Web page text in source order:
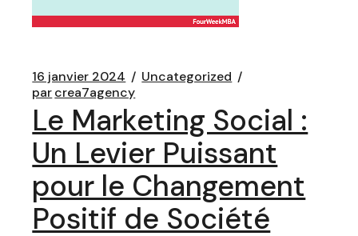
16 janvier 2024
Uncategorized
parcrea7agency
Le Marketing Social :
Un Levier Puissant
pour le Changement
Positif de Société